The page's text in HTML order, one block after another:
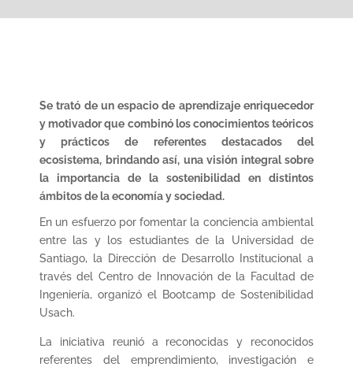
Se trató de un espacio de aprendizaje enriquecedor
y motivador que combinó los conocimientos teóricos
y prácticos de referentes destacados del
ecosistema, brindando así, una visión integral sobre
la importancia de la sostenibilidad en distintos
ámbitos de la economía y sociedad.
En un esfuerzo por fomentar la conciencia ambiental
entre las y los estudiantes de la Universidad de
Santiago, la Dirección de Desarrollo Institucional a
través del Centro de Innovación de la Facultad de
Ingeniería, organizó el Bootcamp de Sostenibilidad
Usach.
La iniciativa reunió a reconocidas y reconocidos
referentes del emprendimiento, investigación e